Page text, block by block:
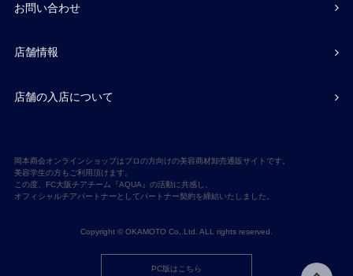
お問い合わせ
店舗情報
店舗の入店について
岡本商会オンラインショップはプロの方向けの美容商材卸売通販サイトです。
美容学生の方もご利用頂けます。
この度、FC大阪チアチーム『AQUA』の活動に共感し、
オフィシャルチアパートナーとしてパートナー契約を締結いたしました。
Copyright © OKAMOTO Co,.Ltd. ALL rights reserved.
PC版はこちら